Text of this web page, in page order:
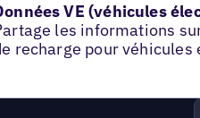
VE (véhicules
les informations
recharge pour véhicules